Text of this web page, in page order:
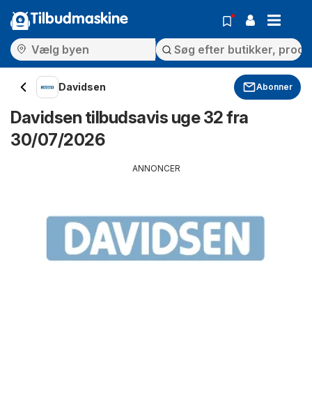
Tilbudmaskine
Davidsen Abonner
Davidsen tilbudsavis uge 32 fra
30/07/2026
ANNONCER